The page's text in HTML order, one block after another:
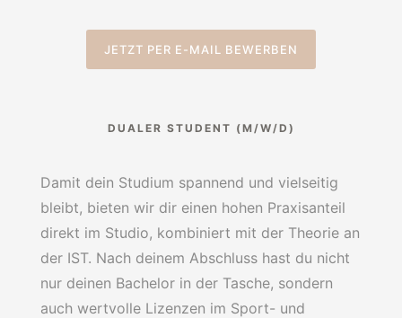
JETZT PER E-MAIL BEWERBEN
DUALER STUDENT (M/W/D)
Damit dein Studium spannend und vielseitig
bleibt, bieten wir dir einen hohen Praxisanteil
direkt im Studio, kombiniert mit der Theorie an
der IST. Nach deinem Abschluss hast du nicht
nur deinen Bachelor in der Tasche, sondern
auch wertvolle Lizenzen im Sport- und